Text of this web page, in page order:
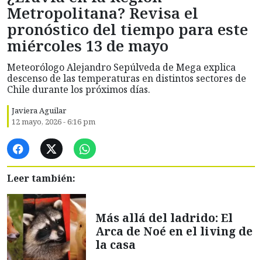
Metropolitana? Revisa el
pronóstico del tiempo para este
miércoles 13 de mayo
Meteorólogo Alejandro Sepúlveda de Mega explica
descenso de las temperaturas en distintos sectores de
Chile durante los próximos días.
Javiera Aguilar
12 mayo, 2026 - 6:16 pm
Leer también:
Más allá del ladrido: El
Arca de Noé en el living de
la casa